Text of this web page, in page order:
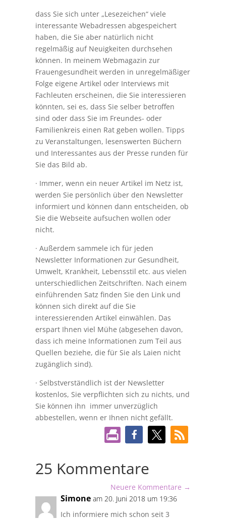
dass Sie sich unter „Lesezeichen“ viele
interessante Webadressen abgespeichert
haben, die Sie aber natürlich nicht
regelmäßig auf Neuigkeiten durchsehen
können. In meinem Webmagazin zur
Frauengesundheit werden in unregelmäßiger
Folge eigene Artikel oder Interviews mit
Fachleuten erscheinen, die Sie interessieren
könnten, sei es, dass Sie selber betroffen
sind oder dass Sie im Freundes- oder
Familienkreis einen Rat geben wollen. Tipps
zu Veranstaltungen, lesenswerten Büchern
und Interessantes aus der Presse runden für
Sie das Bild ab.
· Immer, wenn ein neuer Artikel im Netz ist,
werden Sie persönlich über den Newsletter
informiert und können dann entscheiden, ob
Sie die Webseite aufsuchen wollen oder
nicht.
· Außerdem sammele ich für jeden
Newsletter Informationen zur Gesundheit,
Umwelt, Krankheit, Lebensstil etc. aus vielen
unterschiedlichen Zeitschriften. Nach einem
einführenden Satz finden Sie den Link und
können sich direkt auf die Sie
interessierenden Artikel einwählen. Das
erspart Ihnen viel Mühe (abgesehen davon,
dass ich meine Informationen zum Teil aus
Quellen beziehe, die für Sie als Laien nicht
zugänglich sind).
· Selbstverständlich ist der Newsletter
kostenlos, Sie verpflichten sich zu nichts, und
Sie können ihn immer unverzüglich
abbestellen, wenn er Ihnen nicht gefällt.
25 Kommentare
Neuere Kommentare →
Simone am 20. Juni 2018 um 19:36
Ich informiere mich schon seit 3